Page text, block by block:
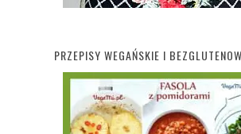
PRZEPISY WEGAŃSKIE I